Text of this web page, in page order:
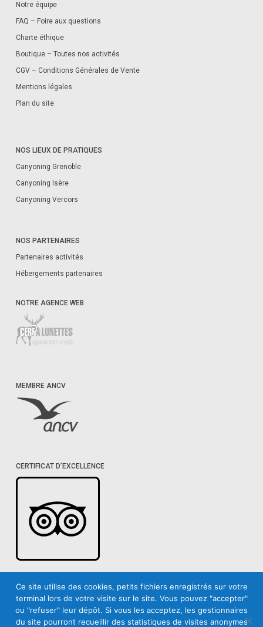
Notre équipe
FAQ – Foire aux questions
Charte éthique
Boutique – Toutes nos activités
CGV – Conditions Générales de Vente
Mentions légales
Plan du site
NOS LIEUX DE PRATIQUES
Canyoning Grenoble
Canyoning Isère
Canyoning Vercors
NOS PARTENAIRES
Partenaires activités
Hébergements partenaires
NOTRE AGENCE WEB
MEMBRE ANCV
CERTIFICAT D’EXCELLENCE
© 2026 Yes We Canyon. Tous droits réservés
Ce site utilise des cookies, petits fichiers enregistrés sur votre
terminal lors de votre visite sur le site. Vous pouvez "accepter"
ou "refuser" leur dépôt. Si vous les acceptez, les gestionnaires
du site pourront recueillir des statistiques de visites anonymes